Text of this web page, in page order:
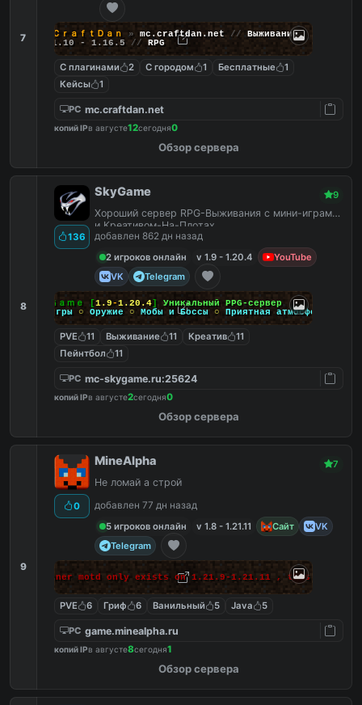
7 ＣｒａｆｔＤａｎ » mc.craftdan.net // Выживание
1.10 - 1.16.5 // RPG
С плагинами 2 С городом 1 Бесплатные
1
Кейсы
1
PC mc.craftdan.net
копий IPв августе12сегодня0
Обзор сервера
8
136
SkyGame 9
Хороший сервер RPG-Выживания с мини-играми
и Креативом-На-Плотах.
добавлен 862 дн назад
2 игроков онлайн
v 1.9 - 1.20.4
YouTube
VK
Telegram
Ｓｋｙ Ｇａｍｅ [1.9-1.20.4] Уникальный PPG-сервер
Мини-игры ○ Оружие ○ Мобы и Боссы ○ Приятная атмосфера
PVE 11 Выживание 11 Креатив
11
Пейнтбол
11
PC mc-skygame.ru:25624
копий IPв августе2сегодня0
Обзор сервера
9
0
MineAlpha 7
Не ломай а строй
добавлен 77 дн назад
5 игроков онлайн
v 1.8 - 1.21.11 Сайт
VK
Telegram
banner motd only exists on 1.21.9-1.21.11 , this
PVE 6 Гриф 6 Ванильный 5 Java 5
PC game.minealpha.ru
копий IPв августе8сегодня1
Обзор сервера